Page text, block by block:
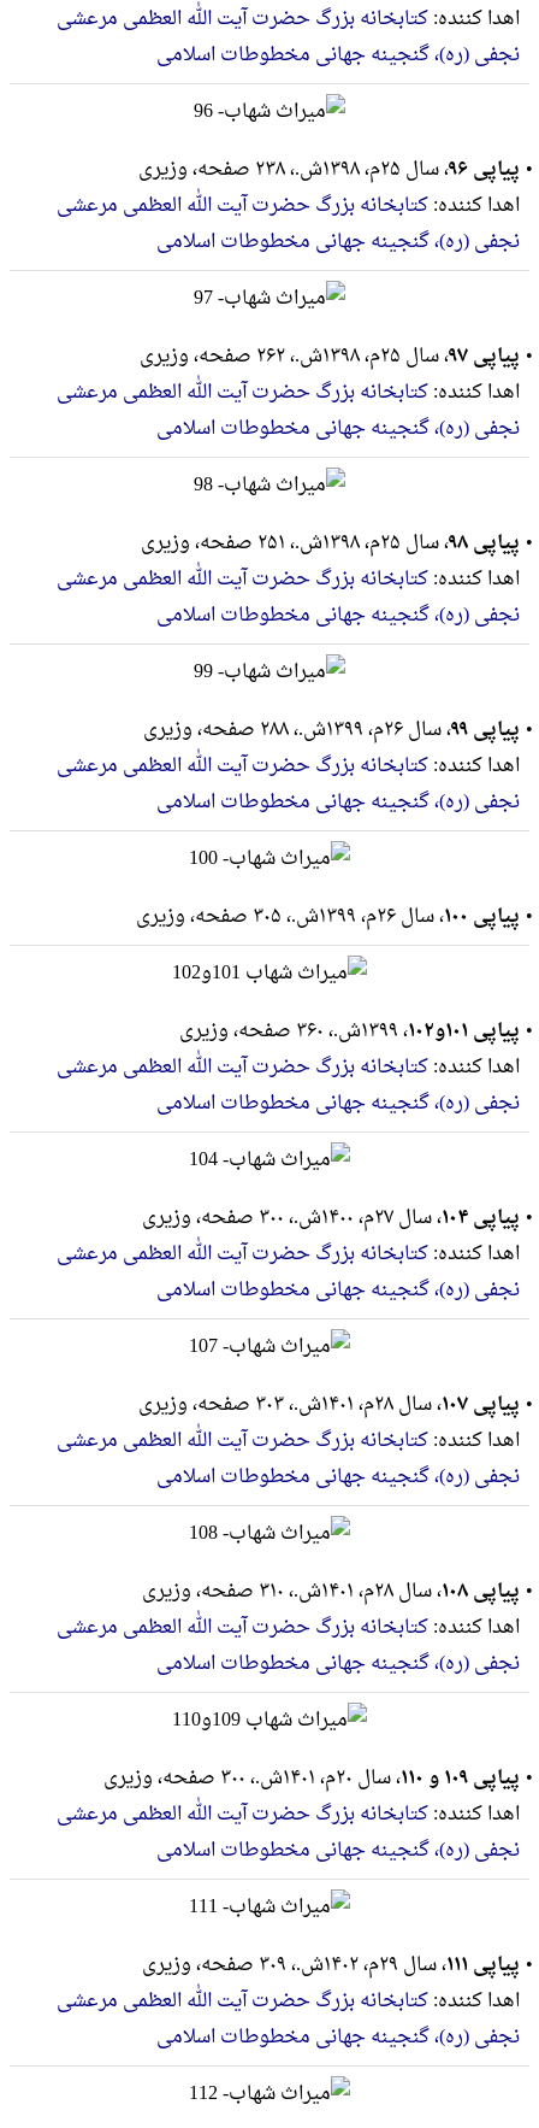
اهدا کننده:کتابخانه بزرگ حضرت آیت الله العظمی مرعشی
نجفی (ره)، گنجینه جهانی مخطوطات اسلامی
پیاپی ۹۶
، سال ۲۵م، ۱۳۹۸ش.، ۲۳۸ صفحه، وزيرى
اهدا کننده:کتابخانه بزرگ حضرت آیت الله العظمی مرعشی
نجفی (ره)، گنجینه جهانی مخطوطات اسلامی
پیاپی ۹۷
، سال ۲۵م، ۱۳۹۸ش.، ۲۶۲ صفحه، وزيرى
اهدا کننده:کتابخانه بزرگ حضرت آیت الله العظمی مرعشی
نجفی (ره)، گنجینه جهانی مخطوطات اسلامی
پیاپی ۹۸
، سال ۲۵م، ۱۳۹۸ش.، ۲۵۱ صفحه، وزيرى
اهدا کننده:کتابخانه بزرگ حضرت آیت الله العظمی مرعشی
نجفی (ره)، گنجینه جهانی مخطوطات اسلامی
پیاپی ۹۹
، سال ۲۶م، ۱۳۹۹ش.، ۲۸۸ صفحه، وزيرى
اهدا کننده:کتابخانه بزرگ حضرت آیت الله العظمی مرعشی
نجفی (ره)، گنجینه جهانی مخطوطات اسلامی
پیاپی ۱۰۰ ، سال ۲۶م، ۱۳۹۹ش.، ۳۰۵ صفحه، وزيرى
پیاپی ۱۰۱و۱۰۲
، ۱۳۹۹ش.، ۳۶۰ صفحه، وزيرى
اهدا کننده:کتابخانه بزرگ حضرت آیت الله العظمی مرعشی
نجفی (ره)، گنجینه جهانی مخطوطات اسلامی
پیاپی ۱۰۴
، سال ۲۷م، ۱۴۰۰ش.، ۳۰۰ صفحه، وزيرى
اهدا کننده:کتابخانه بزرگ حضرت آیت الله العظمی مرعشی
نجفی (ره)، گنجینه جهانی مخطوطات اسلامی
پیاپی ۱۰۷
، سال ۲۸م، ۱۴۰۱ش.، ۳۰۳ صفحه، وزيرى
اهدا کننده:کتابخانه بزرگ حضرت آیت الله العظمی مرعشی
نجفی (ره)، گنجینه جهانی مخطوطات اسلامی
پیاپی ۱۰۸
، سال ۲۸م، ۱۴۰۱ش.، ۳۱۰ صفحه، وزيرى
اهدا کننده:کتابخانه بزرگ حضرت آیت الله العظمی مرعشی
نجفی (ره)، گنجینه جهانی مخطوطات اسلامی
پیاپی ۱۰۹ و ۱۱۰
، سال ۲۰م، ۱۴۰۱ش.، ۳۰۰ صفحه، وزيرى
اهدا کننده:کتابخانه بزرگ حضرت آیت الله العظمی مرعشی
نجفی (ره)، گنجینه جهانی مخطوطات اسلامی
پیاپی ۱۱۱
، سال ۲۹م، ۱۴۰۲ش.، ۳۰۹ صفحه، وزيرى
اهدا کننده:کتابخانه بزرگ حضرت آیت الله العظمی مرعشی
نجفی (ره)، گنجینه جهانی مخطوطات اسلامی